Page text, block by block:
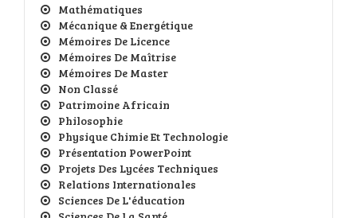
Mathématiques
Mécanique & Energétique
Mémoires De Licence
Mémoires De Maîtrise
Mémoires De Master
Non Classé
Patrimoine Africain
Philosophie
Physique Chimie Et Technologie
Présentation PowerPoint
Projets Des Lycées Techniques
Relations Internationales
Sciences De L'éducation